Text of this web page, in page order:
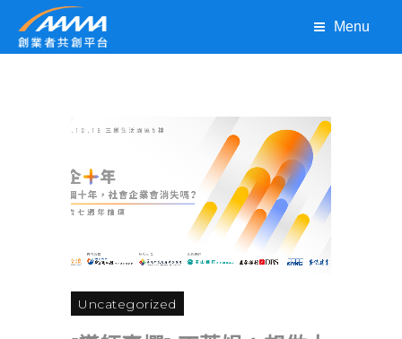
Menu
Uncategorized